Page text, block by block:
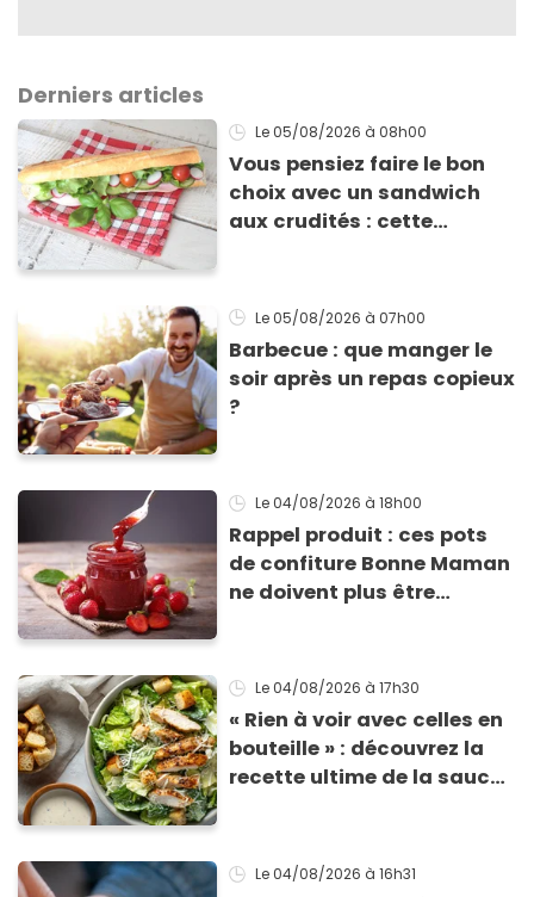
Derniers articles
Le 05/08/2026 à 08h00
Vous pensiez faire le bon
choix avec un sandwich
aux crudités : cette
Le 05/08/2026 à 07h00
Barbecue : que manger le
soir après un repas copieux
?
Le 04/08/2026 à 18h00
Rappel produit : ces pots
de confiture Bonne Maman
ne doivent plus être
morceaux de verre
Le 04/08/2026 à 17h30
« Rien à voir avec celles en
bouteille » : découvrez la
recette ultime de la sauce
Le 04/08/2026 à 16h31